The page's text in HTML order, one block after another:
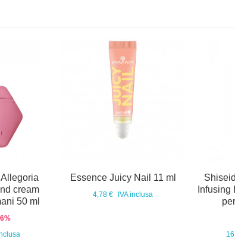
cream
50 ml
Essence Juicy Nail 11 ml
4,78 € IVA inclusa
Infusing